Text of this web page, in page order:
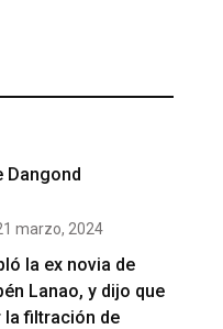
Dangond
marzo, 2024
la ex novia de
Lanao, y dijo que
la filtración de